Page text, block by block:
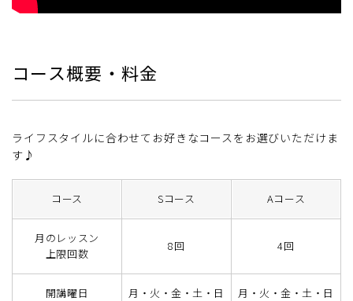
コース概要・料金
ライフスタイルに合わせてお好きなコースをお選びいただけま
す♪
コース Sコース Aコース
月のレッスン
上限回数
8回 4回
開講曜日 月・火・金・土・日 月・火・金・土・日